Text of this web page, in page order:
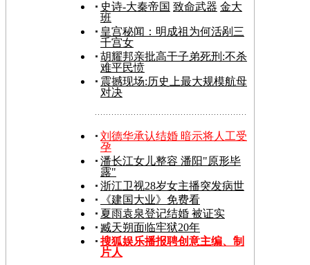
史诗-大秦帝国 致命武器 金大
班
皇宫秘闻：明成祖为何活剐三
千宫女
胡耀邦亲批高干子弟死刑:不杀
难平民愤
震撼现场:历史上最大规模航母
对决
刘德华承认结婚 暗示将人工受
孕
潘长江女儿整容 潘阳"原形毕
露"
浙江卫视28岁女主播突发病世
《建国大业》免费看
夏雨袁泉登记结婚 被证实
臧天朔面临牢狱20年
搜狐娱乐播报聘创意主编、制
片人